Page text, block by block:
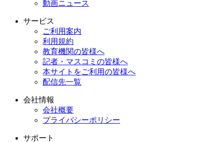
動画ニュース
サービス
ご利用案内
利用規約
教育機関の皆様へ
記者・マスコミの皆様へ
本サイトをご利用の皆様へ
配信先一覧
会社情報
会社概要
プライバシーポリシー
サポート